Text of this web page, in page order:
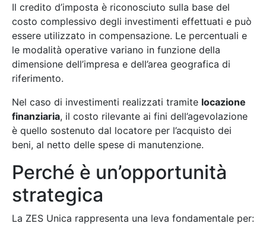
Il credito d’imposta è riconosciuto sulla base del
costo complessivo degli investimenti effettuati e può
essere utilizzato in compensazione. Le percentuali e
le modalità operative variano in funzione della
dimensione dell’impresa e dell’area geografica di
riferimento.
Nel caso di investimenti realizzati tramite locazione
finanziaria, il costo rilevante ai fini dell’agevolazione
è quello sostenuto dal locatore per l’acquisto dei
beni, al netto delle spese di manutenzione.
Perché è un’opportunità
strategica
La ZES Unica rappresenta una leva fondamentale per: